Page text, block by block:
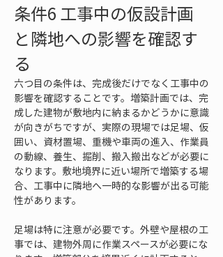
条件6 工事中の仮設計画
と隣地への影響を確認す
る
六つ目の条件は、完成後だけでなく工事中の
影響を確認することです。増築計画では、完
成した建物が敷地内に納まるかどうかに意識
が向きがちですが、実際の現場では足場、仮
囲い、資材置場、重機や車両の進入、作業員
の動線、養生、掘削、搬入搬出などが必要に
なります。敷地境界に近い場所で増築する場
合、工事中に隣地へ一時的な影響が出る可能
性があります。
足場は特に注意が必要です。外壁や屋根の工
事では、建物外周に作業スペースが必要にな